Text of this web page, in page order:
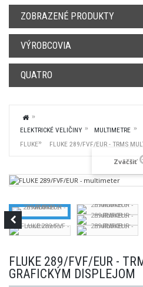
ZOBRAZENÉ PRODUKTY
VÝROBCOVIA
QUATRO
ELEKTRICKÉ VELIČINY MULTIMETRE
FLUKE
FLUKE 289/FVF/EUR - TRMS
Zväčšiť
FLUKE 289/FVF/EUR -
GRAFICKÝM DISPLEJOM